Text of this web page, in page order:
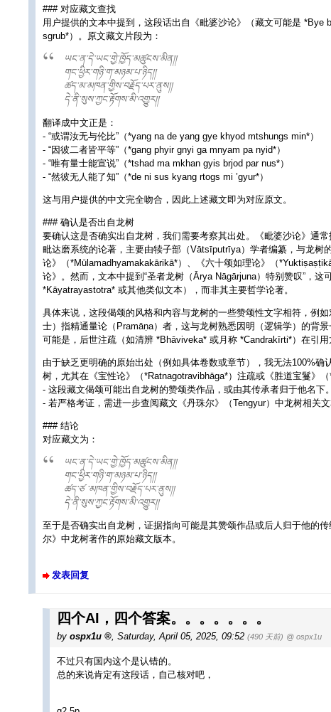
### 对应藏文查找
用户提供的文本中提到，这段话出自《毗婆沙论》（藏文可能是
sgrub*）。原文藏文片段为：
ཡང་ན་དེ་ཡང་གྱེ་ཁྱོད་མཚུངས་མིན།།
གང་ཕྱིར་གཉི་ག་མཉམ་པ་ཉིད།།
ཚད་མ་མཁན་གྱིས་བརྗོད་པར་ནུས།།
དེ་ནི་སུས་ཀྱང་རྟོགས་མི་འགྱུར།།
翻译成中文正是：
- “或谓汝无与伦比”（*yang na de yang gye khyod mtshungs min*）
- “因彼二者皆平等”（*gang phyir gnyi ga mnyam pa nyid*）
- “唯有量士能宣说”（*tshad ma mkhan gyis brjod par nus*）
- “然彼无人能了知”（*de ni sus kyang rtogs mi ’gyur*）
这与用户提供的中文完全吻合，因此上述藏文即为对应原文。
### 确认是否出自龙树
要确认这是否确实出自龙树，我们需要考察其出处。《毗婆沙论》通
毗达磨系统的论著，主要由犊子部（Vātsīputrīya）学者编纂，与龙树
论》（*Mūlamadhyamakakārikā*）、《六十颂如理论》（
论》。然而，文本中提到“圣者龙树（Ārya Nāgārjuna）特别赞叹”，
*Kāyatrayastotra* 或其他类似文本），而非其主要哲学论著。
具体来说，这段偈颂的风格和内容与龙树的一些赞颂性文字相符，例
士）指精通量论（Pramāṇa）者，这与龙树熟悉因明（逻辑学）的背
可能是，后世注疏（如清辨 *Bhāviveka* 或月称 *Candrakīrti*）在引
由于缺乏更明确的原始出处（例如具体卷数或章节），我无法100%
树，尤其在《宝性论》（*Ratnagotravibhāga*）注疏或《胜道宝鬘》
- 这段藏文偈颂可能出自龙树的赞颂类作品，或由其传承者归于他名下。
- 若严格考证，需进一步查阅藏文《丹珠尔》（Tengyur）中龙树相关
### 结论
对应藏文为：
ཡང་ན་དེ་ཡང་གྱེ་ཁྱོད་མཚུངས་མིན།།
གང་ཕྱིར་གཉི་ག་མཉམ་པ་ཉིད།།
ཚད་ཙ ་མཁན་གྱིས་བརྗོད་པར་ནུས།།
དེ་ནི་སུས་ཀྱང་རྟོགས་མི་འགྱུར།།
至于是否确实出自龙树，证据指向可能是其赞颂作品或后人归于他的
尔》中龙树著作的原始藏文版本。
发表回复
四个AI，四个答案。。。。。。。
by ospx1u Saturday, April 05, 2025, 09:52 (490 天前) @ ospx1u
不过只有国内这个是认错的。
总的来说肯定有这段话，自己核对吧，